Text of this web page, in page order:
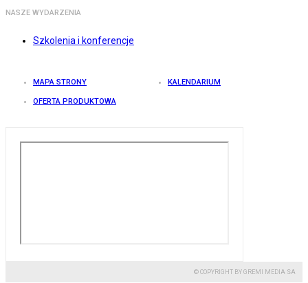
NASZE WYDARZENIA
Szkolenia i konferencje
MAPA STRONY KALENDARIUM
OFERTA PRODUKTOWA
© COPYRIGHT BY GREMI MEDIA SA